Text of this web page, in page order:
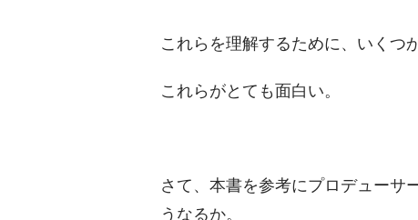
これらを理解するために、いくつ
これらがとても面白い。
さて、本書を参考にプロデューサ
うなるか。